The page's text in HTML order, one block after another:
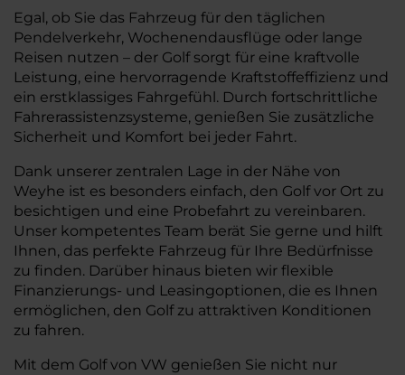
Egal, ob Sie das Fahrzeug für den täglichen
Pendelverkehr, Wochenendausflüge oder lange
Reisen nutzen – der Golf sorgt für eine kraftvolle
Leistung, eine hervorragende Kraftstoffeffizienz und
ein erstklassiges Fahrgefühl. Durch fortschrittliche
Fahrerassistenzsysteme, genießen Sie zusätzliche
Sicherheit und Komfort bei jeder Fahrt.
Dank unserer zentralen Lage in der Nähe von
Weyhe ist es besonders einfach, den Golf vor Ort zu
besichtigen und eine Probefahrt zu vereinbaren.
Unser kompetentes Team berät Sie gerne und hilft
Ihnen, das perfekte Fahrzeug für Ihre Bedürfnisse
zu finden. Darüber hinaus bieten wir flexible
Finanzierungs- und Leasingoptionen, die es Ihnen
ermöglichen, den Golf zu attraktiven Konditionen
zu fahren.
Mit dem Golf von VW genießen Sie nicht nur